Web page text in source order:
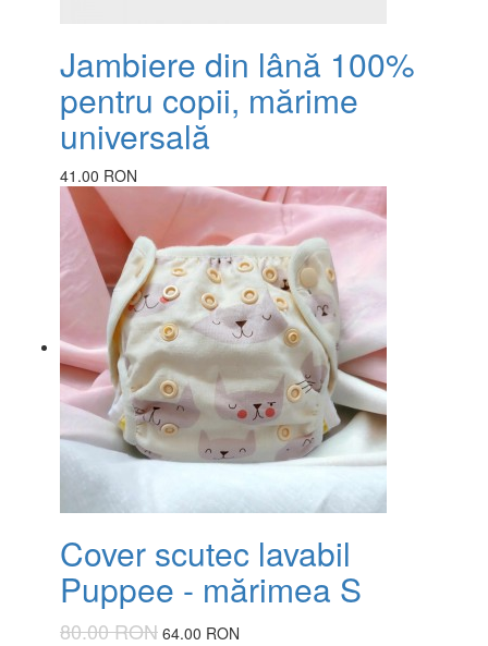
Jambiere din lână 100%
pentru copii, mărime
universală
41.00 RON
Cover scutec lavabil
Puppee - mărimea S
80.00 RON 64.00 RON